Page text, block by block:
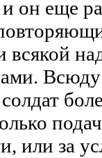
и он еще
всякой
Всюду
солдат
или за